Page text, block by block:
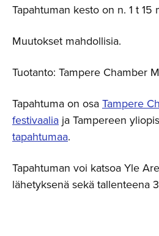
Tapahtuman kesto on n. 1 t 15
Muutokset mahdollisia.
Tuotanto: Tampere Chamber
Tapahtuma on osaTampere
festivaalia ja Tampereen
tapahtumaa.
Tapahtuman voi katsoa Yle
lähetyksenä sekä tallenteena